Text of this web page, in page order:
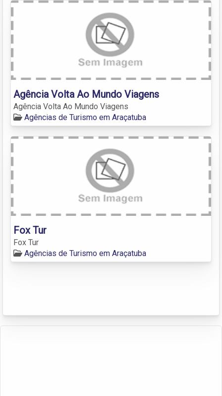
Agência Volta Ao Mundo Viagens
Agência Volta Ao Mundo Viagens
Agências de Turismo em Araçatuba
Fox Tur
Fox Tur
Agências de Turismo em Araçatuba